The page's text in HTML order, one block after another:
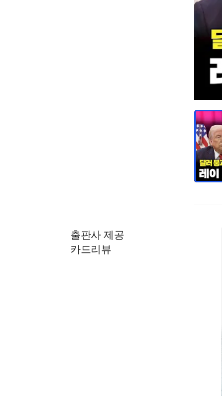
출판사 제공
카드리뷰